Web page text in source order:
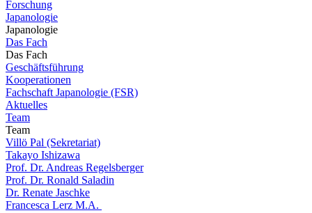
Forschung
Japanologie
Japanologie
Das Fach
Das Fach
Geschäftsführung
Kooperationen
Fachschaft Japanologie (FSR)
Aktuelles
Team
Team
Villö Pal (Sekretariat)
Takayo Ishizawa
Prof. Dr. Andreas Regelsberger
Prof. Dr. Ronald Saladin
Dr. Renate Jaschke
Francesca Lerz M.A.